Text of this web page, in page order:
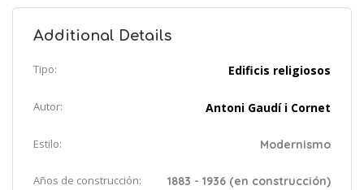
Additional Details
Tipo: Edificis religiosos
Autor: Antoni Gaudí i Cornet
Estilo: Modernismo
Años de construcción: 1883 - 1936 (en construcción)